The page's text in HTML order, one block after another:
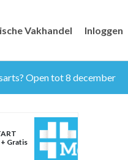
Vakhandel Inloggen
Open tot 8 december
Gratis